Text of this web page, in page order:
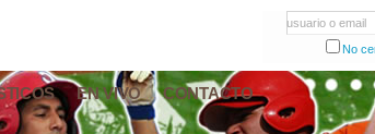
usuario o email
No
EN VIVO CONTACTO